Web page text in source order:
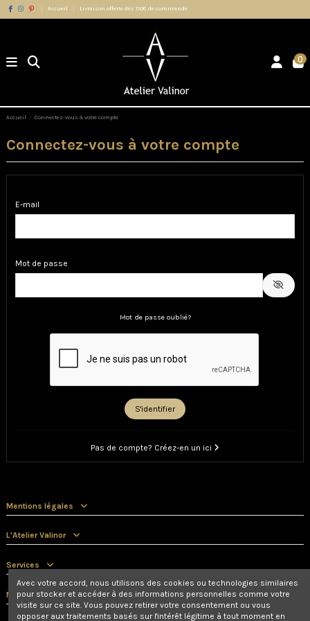
Accueil Livraison offerte dès 150€ de commande
0
Accueil Connectez-vous à votre compte
Connectez-vous à votre compte
E-mail
Mot de passe
Mot de passe oublié?
S'identifier
Pas de compte? Créez-en un ici
Mentions légales
L'Atelier Valinor
Services
Nous contacter
Avec votre accord, nous utilisons des cookies ou technologies similaires
pour stocker et accéder à des informations personnelles comme votre
visite sur ce site. Vous pouvez retirer votre consentement ou vous
opposer aux traitements basés sur l'intérêt légitime à tout moment en